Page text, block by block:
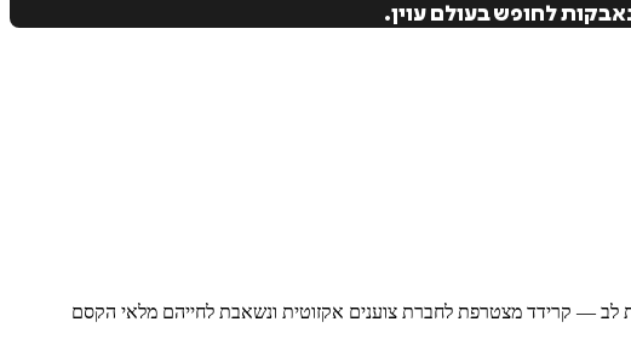
לב — קרידד מצטרפת לחברת צוענים אקזוטית ונשאבת לחייהם מלאי הקסם